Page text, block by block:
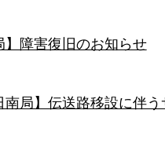
】障害復旧のお知らせ
南局】伝送路移設に伴